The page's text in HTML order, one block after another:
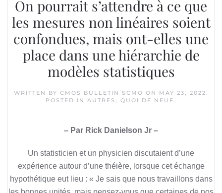
On pourrait s’attendre à ce que
les mesures non linéaires soient
confondues, mais ont-elles une
place dans une hiérarchie de
modèles statistiques
WRITTEN BY CMOS BULLETIN SCMO ON MAY 23, 2022.
POSTED IN AUTRES , QUOI DE NEUF.
– Par Rick Danielson Jr –
Un statisticien et un physicien discutaient d’une
expérience autour d’une théière, lorsque cet échange
hypothétique eut lieu : « Je sais que nous travaillons dans